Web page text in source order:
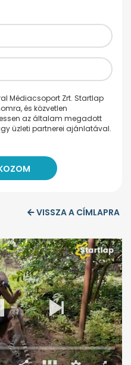
Médiacsoport Zrt. Startlap
és közvetlen
az általam megadott
üzleti partnerei ajánlatával.
VISSZA A CÍMLAPRA